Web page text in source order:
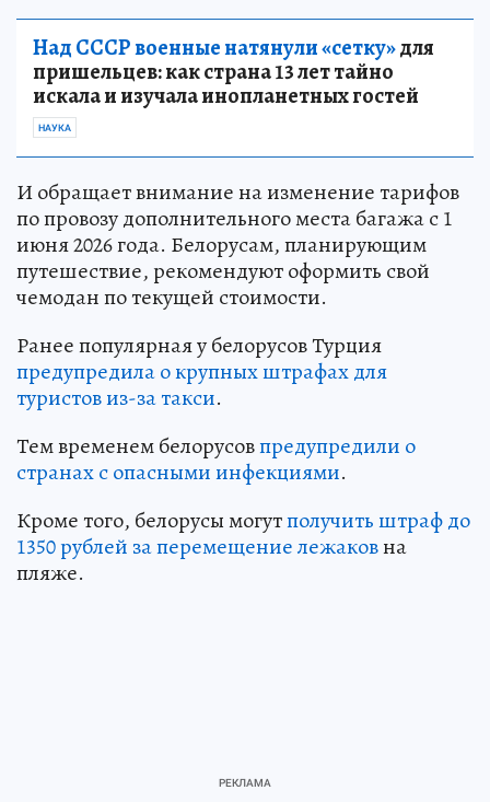
Над СССР военные натянули «сетку»для
пришельцев: как страна 13 лет тайно
искала и изучала инопланетных гостей
НАУКА
И обращает внимание на изменение тарифов
по провозу дополнительного места багажа с 1
июня 2026 года. Белорусам, планирующим
путешествие, рекомендуют оформить свой
чемодан по текущей стоимости.
Ранее популярная у белорусов Турция
предупредила о крупных штрафах для
туристов из-за такси.
Тем временем белорусовпредупредили о
странах с опасными инфекциями.
Кроме того, белорусы могутполучить штраф до
1350 рублей за перемещение лежаковна
пляже.